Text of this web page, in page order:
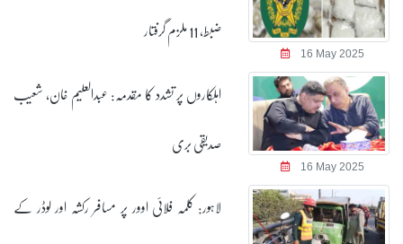
16 May 2025
ضبط، 11 ملزم گرفتار
16 May 2025
اہلکاروں پر تشدد کا مقدمہ: عبدالعلیم خان، شعیب
صدیقی بری
لاہور: کلمہ فلائی اوور پر مسافر رکشہ اور لوڈر کے